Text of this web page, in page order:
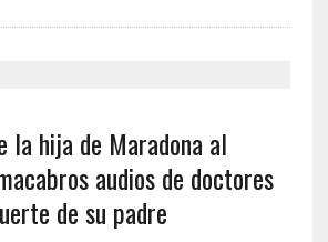
la hija de Maradona al
audios de doctores
de su padre